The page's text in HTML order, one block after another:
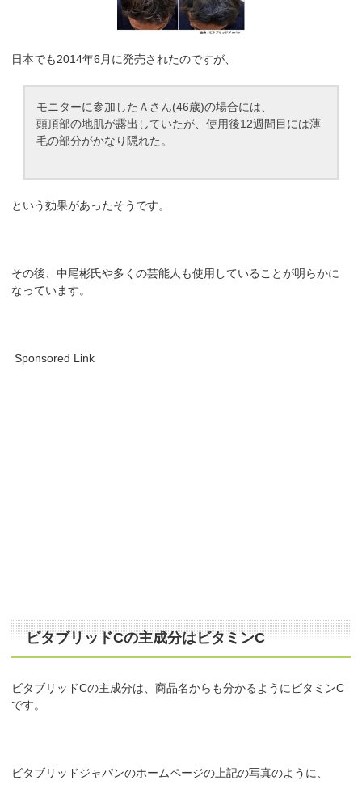
日本でも2014年6月に発売されたのですが、
モニターに参加したＡさん(46歳)の場合には、
頭頂部の地肌が露出していたが、使用後12週間目には薄
毛の部分がかなり隠れた。
という効果があったそうです。
その後、中尾彬氏や多くの芸能人も使用していることが明らかに
なっています。
Sponsored Link
ビタブリッドCの主成分はビタミンC
ビタブリッドCの主成分は、商品名からも分かるようにビタミンC
です。
ビタブリッドジャパンのホームページの上記の写真のように、